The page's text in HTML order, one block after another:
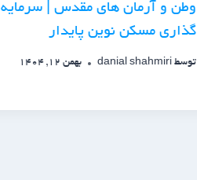
وطن و آرمان های مقدس | سرمایه
گذاری مسکن نوین پایدار
توسط danial shahmiri بهمن 12, 1404